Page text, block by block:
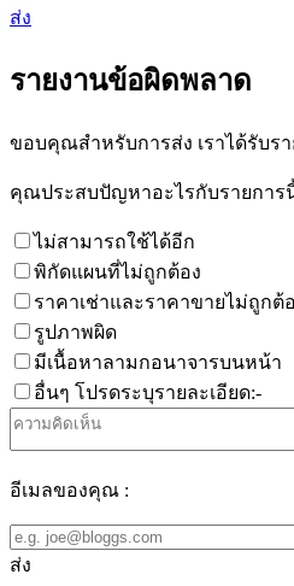
ส่ง
รายงานข้อผิดพลาด
ขอบคุณสำหรับการส่ง เราได้รับร
คุณประสบปัญหาอะไรกับรายการ
ไม่สามารถใช้ได้อีก
พิกัดแผนที่ไม่ถูกต้อง
ราคาเช่าและราคาขายไม่ถูกต้
รูปภาพผิด
มีเนื้อหาลามกอนาจารบนหน้า
อื่นๆ โปรดระบุรายละเอียด:-
อีเมลของคุณ :
ส่ง